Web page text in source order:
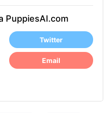
PuppiesAI.com
Twitter
Email